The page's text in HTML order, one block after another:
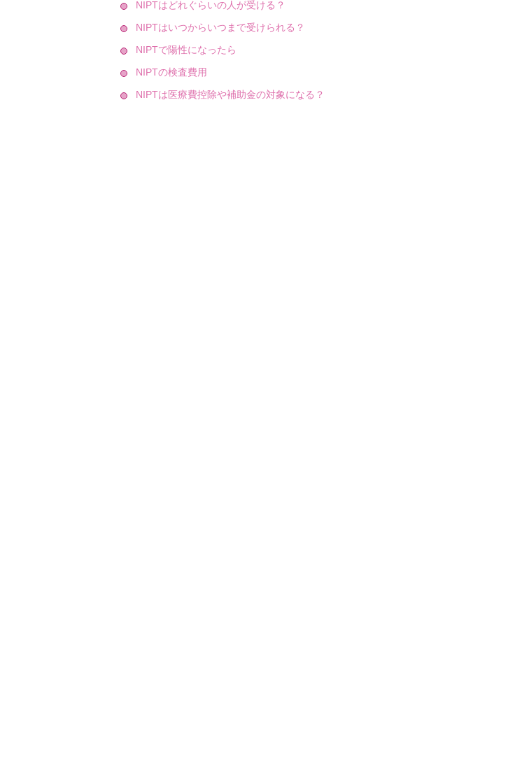
NIPTはどれぐらいの人が受ける？
NIPTはいつからいつまで受けられる？
NIPTで陽性になったら
NIPTの検査費用
NIPTは医療費控除や補助金の対象になる？